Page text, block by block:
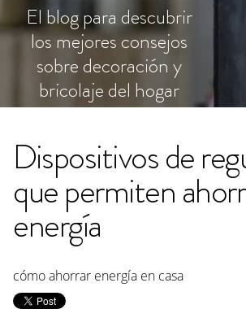
El blog para descubrir
los mejores consejos
sobre decoración y
bricolaje del hogar
Dispositivos de
que permiten
energía
cómo ahorrar energía en casa